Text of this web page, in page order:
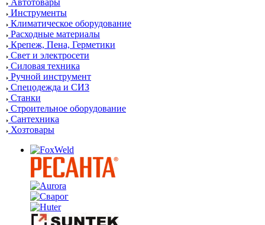
Автотовары
Инструменты
Климатическое оборудование
Расходные материалы
Крепеж, Пена, Герметики
Свет и электросети
Силовая техника
Ручной инструмент
Спецодежда и СИЗ
Станки
Строительное оборудование
Сантехника
Хозтовары